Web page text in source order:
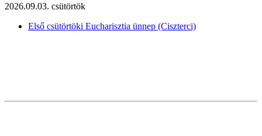
2026.09.03. csütörtök
Első csütörtöki Eucharisztia ünnep (Ciszterci)